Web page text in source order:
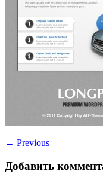
← Previous
Добавить